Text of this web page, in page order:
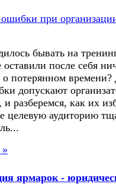
бывать на
оставили после себя
потерянном времени?
допускают
и разберемся, как их
целевую аудиторию
ярмарок -